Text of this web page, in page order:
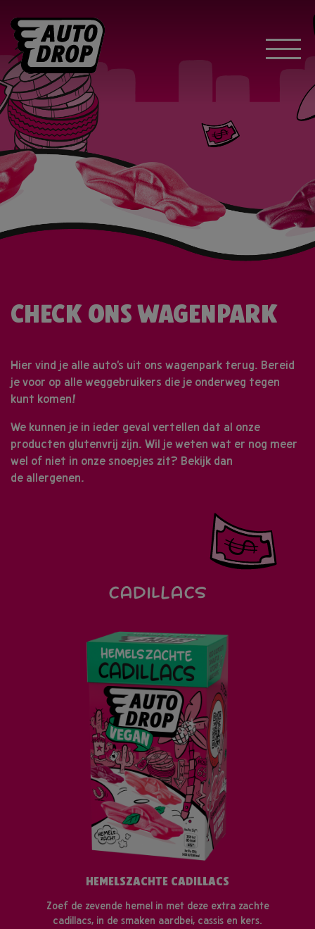
CHECK ONS WAGENPARK
Hier vind je alle auto's uit ons wagenpark terug. Bereid
je voor op alle weggebruikers die je onderweg tegen
kunt komen!
We kunnen je in ieder geval vertellen dat al onze
producten glutenvrij zijn. Wil je weten wat er nog meer
wel of niet in onze snoepjes zit? Bekijk dan
de allergenen.
CADILLACS
HEMELSZACHTE CADILLACS
Zoef de zevende hemel in met deze extra zachte
cadillacs, in de smaken aardbei, cassis en kers.